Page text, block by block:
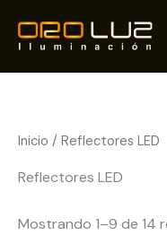
contenido
Inicio / Reflectores LED
Reflectores LED
Mostrando 1–9 de 14